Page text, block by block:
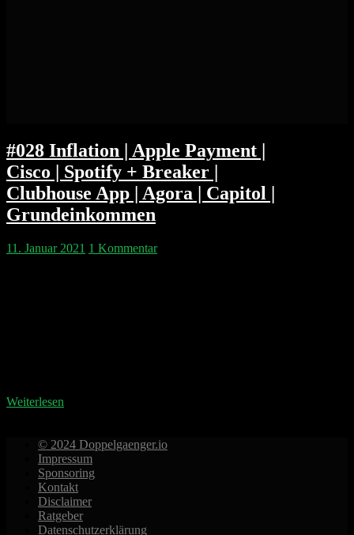
#028 Inflation | Apple Payment |
Cisco | Spotify + Breaker |
Clubhouse App | Agora | Capitol |
Grundeinkommen
11. Januar 2021 1 Kommentar
Weiterlesen
© 2024 Doppelgaenger.io
Impressum
Sponsoring
Kontakt
Disclaimer
Ratgeber
Datenschutzerklärung